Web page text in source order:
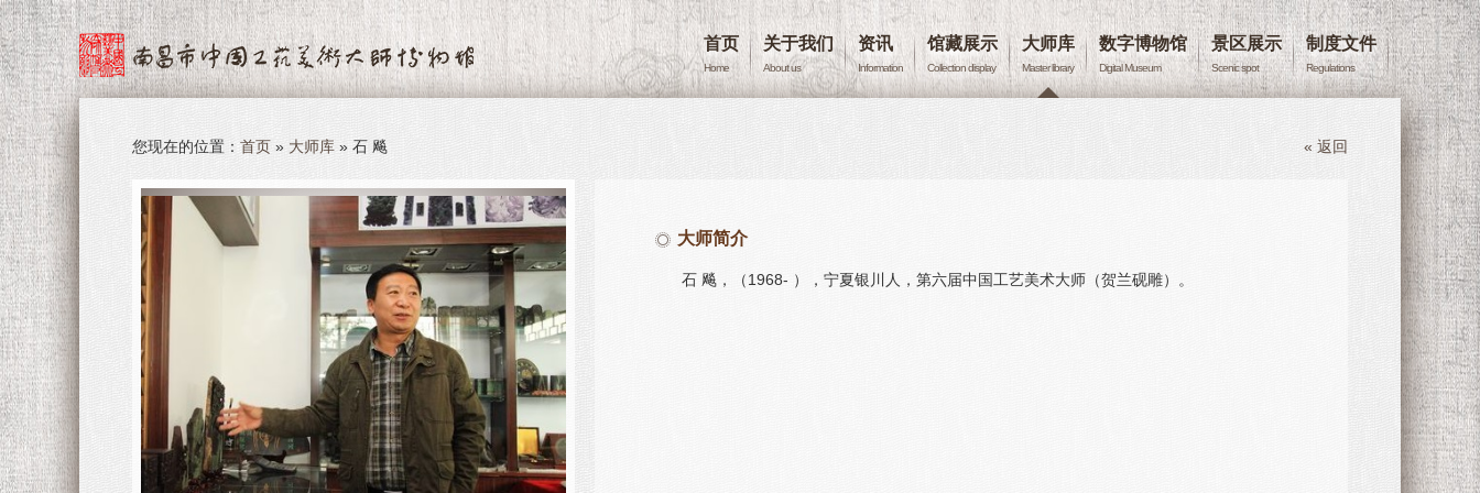
首页
Home
关于我们
About us
资讯
Information
馆藏展示
Collection display
大师库
Master library
数字博物馆
Digital Museum
景区展示
Scenic spot
制度文件
Regulations
您现在的位置：首页 » 大师库 » 石 飚 « 返回
大师简介
石 飚，（1968- ），宁夏银川人，第六届中国工艺美术大师（贺兰砚雕）。